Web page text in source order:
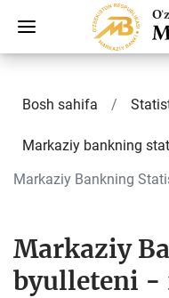
Bosh sahifa
Markaziy bankning
Markaziy Bankning
Markaziy
byulleteni -